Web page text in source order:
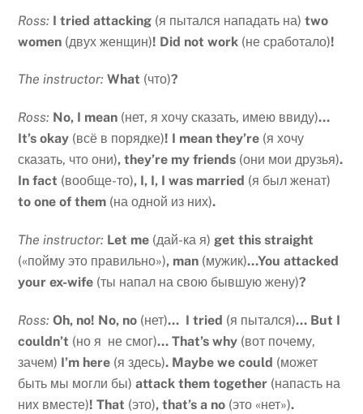
Ross: I tried attacking (я пытался нападать на)two
women (двух женщин)! Did not work (не сработало)!
The instructor: What (что)?
Ross: No, I mean (нет, я хочу сказать, имею ввиду)…
It’s okay (всё в порядке)! I mean they’re (я хочу
сказать, что они), they’re my friends (они мои друзья).
In fact (вообще-то), I, I, I was married (я был женат)
to one of them (на одной из них).
The instructor: Let me (дай-ка я) get this straight
(«пойму это правильно»), man (мужик)…You attacked
your ex-wife (ты напал на свою бывшую жену)?
Ross:Oh, no! No, no (нет)… I tried (я пытался)… But I
couldn’t (но я не смог)… That’s why (вот почему,
зачем) I’m here (я здесь). Maybe we could (может
быть мы могли бы) attack them together (напасть на
них вместе)! That (это), that’s a no (это «нет»).